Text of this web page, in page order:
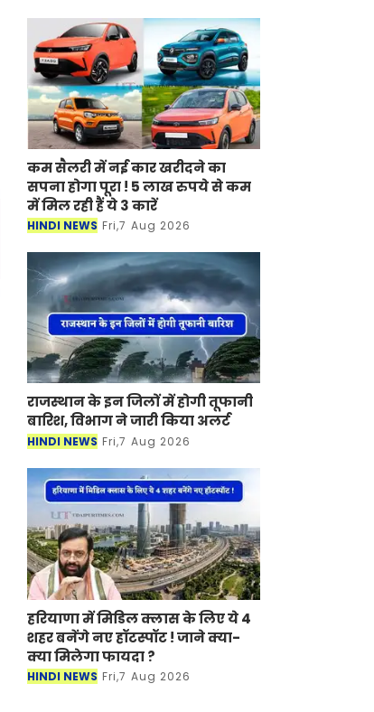
कम सैलरी में नई कार खरीदने का
सपना होगा पूरा ! 5 लाख रुपये से कम
में मिल रही हैं ये 3 कारें
HINDI NEWS Fri,7 Aug 2026
राजस्थान के इन जिलों में होगी तूफानी
बारिश, विभाग ने जारी किया अलर्ट
HINDI NEWS Fri,7 Aug 2026
हरियाणा में मिडिल क्लास के लिए ये 4
शहर बनेंगे नए हॉटस्पॉट ! जाने क्या-
क्या मिलेगा फायदा ?
HINDI NEWS Fri,7 Aug 2026